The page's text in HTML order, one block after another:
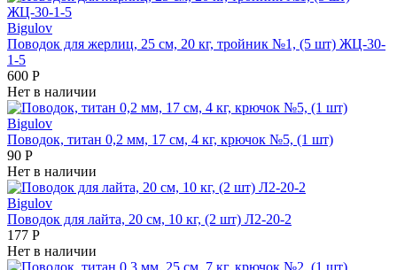
Bigulov
Поводок для жерлиц, 25 см, 20 кг, тройник №1, (5 шт) ЖЦ-30-
1-5
600 Р
Нет в наличии
Bigulov
Поводок, титан 0,2 мм, 17 см, 4 кг, крючок №5, (1 шт)
90 Р
Нет в наличии
Bigulov
Поводок для лайта, 20 см, 10 кг, (2 шт) Л2-20-2
177 Р
Нет в наличии